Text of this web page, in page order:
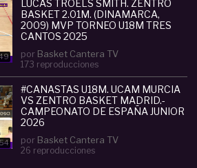
@BasketCanteraTV
/ basketcantera
(U17-U18)
#smith #dinamarca #2009 #zentr
#madrid #campeonato #de # espa
2026
LUCAS TROELS SMITH. ZENTRO
BASKET 2.01M. (DINAMARCA,
2009) MVP TORNEO U18M TRES
CANTOS 2025
por Basket Cantera TV
173 reproducciones
#CANASTAS U18M. UCAM MURCIA
VS ZENTRO BASKET MADRID.-
CAMPEONATO DE ESPAÑA JUNIOR
2026
por Basket Cantera TV
26 reproducciones